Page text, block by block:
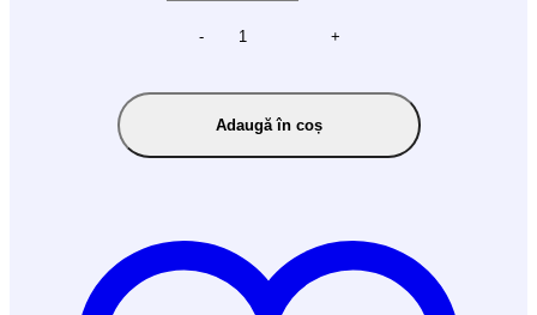
- +
Adaugă în coș